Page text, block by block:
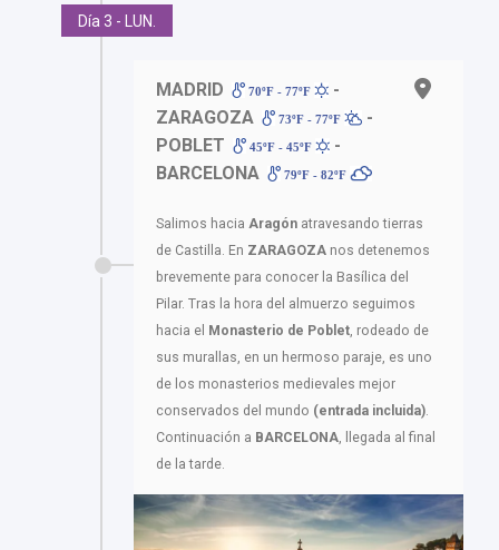
Día 3 - LUN.
MADRID 70ºF - 77ºF
-
ZARAGOZA
73ºF - 77ºF
-
POBLET
45ºF - 45ºF
-
BARCELONA
79ºF - 82ºF
Salimos hacia Aragón atravesando tierras
de Castilla. En ZARAGOZA nos detenemos
brevemente para conocer la Basílica del
Pilar. Tras la hora del almuerzo seguimos
hacia el Monasterio de Poblet , rodeado de
sus murallas, en un hermoso paraje, es uno
de los monasterios medievales mejor
conservados del mundo (entrada incluida)
Continuación a BARCELONA , llegada al final
de la tarde.